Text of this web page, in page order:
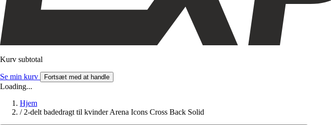
Kurv subtotal
Se min kurv Fortsæt med at handle
Loading...
Hjem
/ 2-delt badedragt til kvinder Arena Icons Cross Back Solid